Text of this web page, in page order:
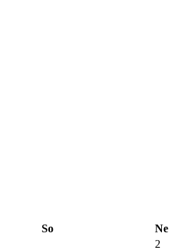
So
Ne
2